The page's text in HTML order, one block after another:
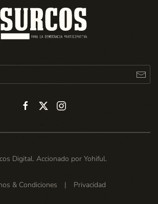
Digital. Accionado por Yohiful.
& Condiciones | Privacidad